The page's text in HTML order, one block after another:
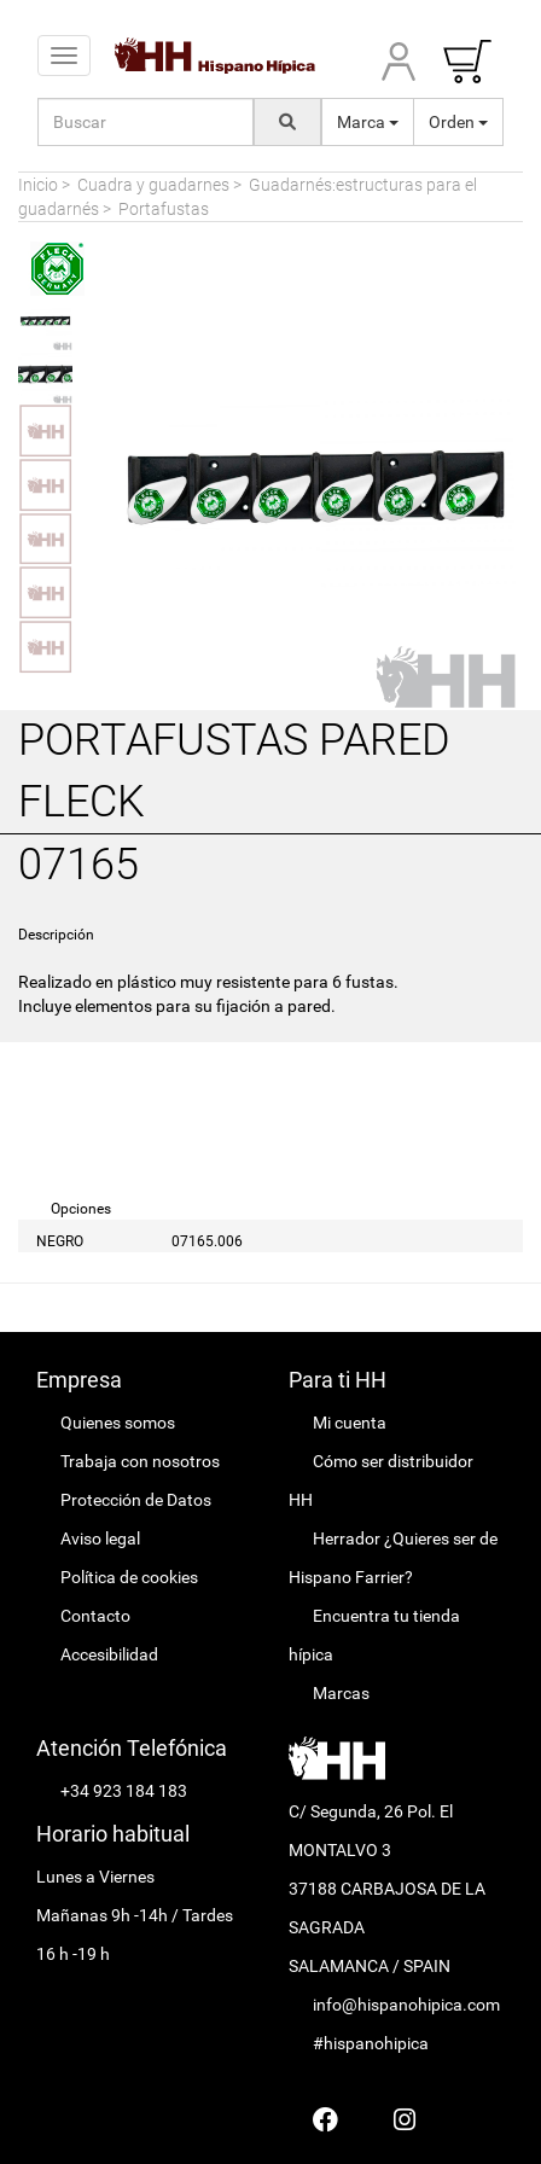
Toggle navigation
Marca Orden
Inicio > Cuadra y guadarnes > Guadarnés:estructuras para el
guadarnés > Portafustas
PORTAFUSTAS PARED
FLECK
07165
Descripción
Realizado en plástico muy resistente para 6 fustas.
Incluye elementos para su fijación a pared.
Opciones
NEGRO
07165.006
Empresa
Quienes somos
Trabaja con nosotros
Protección de Datos
Aviso legal
Política de cookies
Contacto
Accesibilidad
Para ti HH
Mi cuenta
Cómo ser distribuidor
HH
Herrador ¿Quieres ser de
Hispano Farrier?
Encuentra tu tienda
hípica
Marcas
Atención Telefónica
+34 923 184 183
Horario habitual
Lunes a Viernes
Mañanas 9h -14h / Tardes
16 h -19 h
C/ Segunda, 26 Pol. El
MONTALVO 3
37188 CARBAJOSA DE LA
SAGRADA
SALAMANCA / SPAIN
info@hispanohipica.com
#hispanohipica